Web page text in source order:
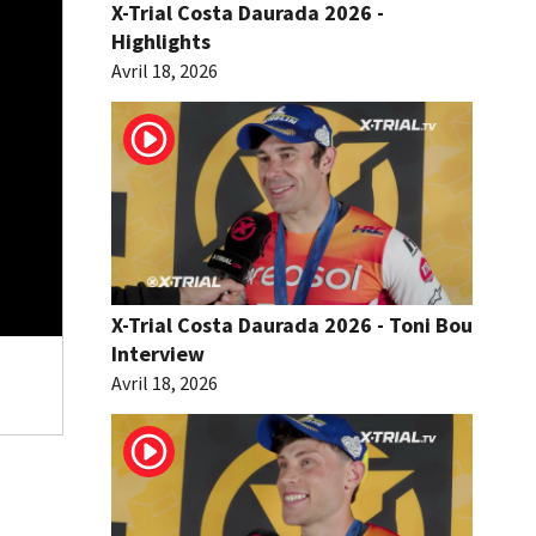
X-Trial Costa Daurada 2026 -
Highlights
Avril 18, 2026
X-Trial Costa Daurada 2026 - Toni Bou
Interview
Avril 18, 2026